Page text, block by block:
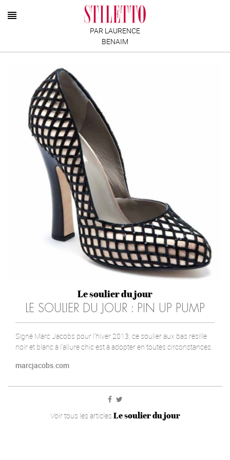
PAR LAURENCE
BENAIM
Le soulier du jour
LE SOULIER DU JOUR : PIN UP PUMP
Signé Marc Jacobs pour l'hiver 2013, ce soulier aux bas résille
noir et blanc à l'allure chic est à adopter en toutes circonstances.
marcjacobs.com
Voir tous les articles Le soulier du jour